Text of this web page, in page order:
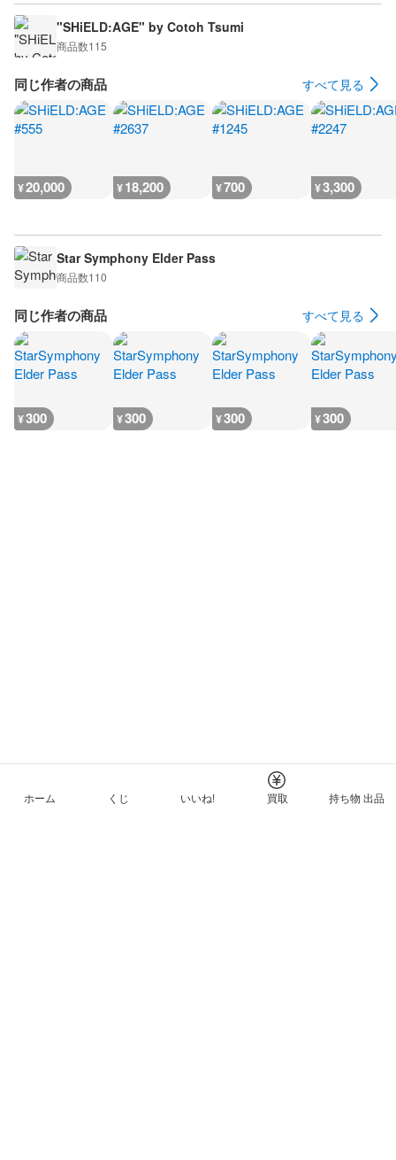
"SHiELD:AGE" by Cotoh Tsumi
商品数115
同じ作者の商品 すべて見る
¥20,000 ¥18,200 ¥700 ¥3,300
Star Symphony Elder Pass
商品数110
同じ作者の商品 すべて見る
¥300 ¥300 ¥300 ¥300
ホーム くじ いいね! 買取 持ち物 出品